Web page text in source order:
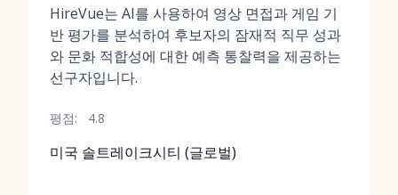
HireVue는 AI를 사용하여 영상 면접과 게임 기
반 평가를 분석하여 후보자의 잠재적 직무 성과
와 문화 적합성에 대한 예측 통찰력을 제공하는
선구자입니다.
평점: 4.8
미국 솔트레이크시티 (글로벌)